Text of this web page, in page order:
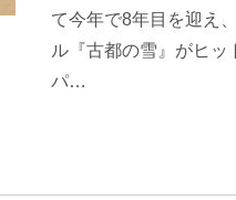
て今年で8年目を迎え
ル『古都の雪』がヒ
パ…